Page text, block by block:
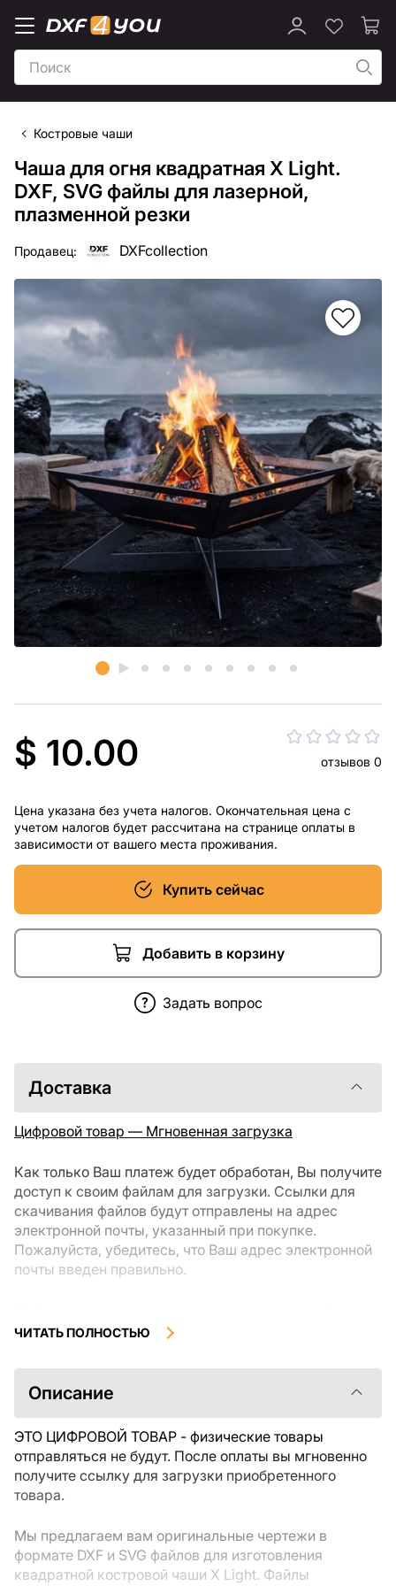
Костровые чаши
Чаша для огня квадратная X Light.
DXF, SVG файлы для лазерной,
плазменной резки
Продавец: DXFcollection
$ 10.00 отзывов 0
Цена указана без учета налогов. Окончательная цена с
учетом налогов будет рассчитана на странице оплаты в
зависимости от вашего места проживания.
Купить сейчас
Добавить в корзину
Задать вопрос
Доставка
Цифровой товар — Мгновенная загрузка
Как только Ваш платеж будет обработан, Вы получите
доступ к своим файлам для загрузки. Ссылки для
скачивания файлов будут отправлены на адрес
электронной почты, указанный при покупке.
Пожалуйста, убедитесь, что Ваш адрес электронной
почты введен правильно.
загрузки, не подлежат возврату или обмену после их
ознакомиться с описанием товара и задать все
интересующие Вас вопросы перед покупкой. Если у
свяжитесь с продавцом напрямую.
ЧИТАТЬ ПОЛНОСТЬЮ
Описание
ЭТО ЦИФРОВОЙ ТОВАР - физические товары
отправляться не будут. После оплаты вы мгновенно
получите ссылку для загрузки приобретенного
товара.
Мы предлагаем вам оригинальные чертежи в
формате DXF и SVG файлов для изготовления
квадратной костровой чаши X Light. Файлы